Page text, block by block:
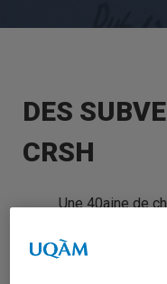
DES
CRSH
Une 40aine de
Conseil de